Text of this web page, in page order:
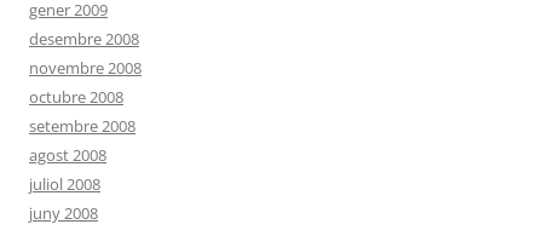
gener 2009
desembre 2008
novembre 2008
octubre 2008
setembre 2008
agost 2008
juliol 2008
juny 2008